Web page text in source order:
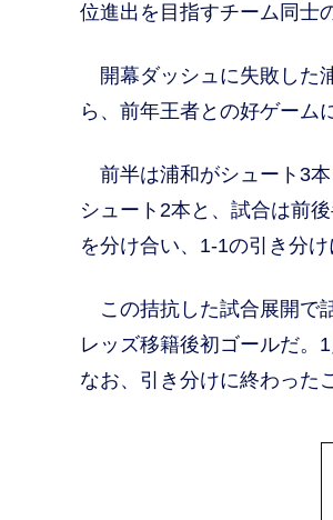
位進出を目指すチーム同士
開幕ダッシュに失敗した
ら、前年王者との好ゲーム
前半は浦和がシュート3
シュート2本と、試合は前
を分け合い、1-1の引き分け
この拮抗した試合展開で
レッズ移籍後初ゴールだ。
なお、引き分けに終わった